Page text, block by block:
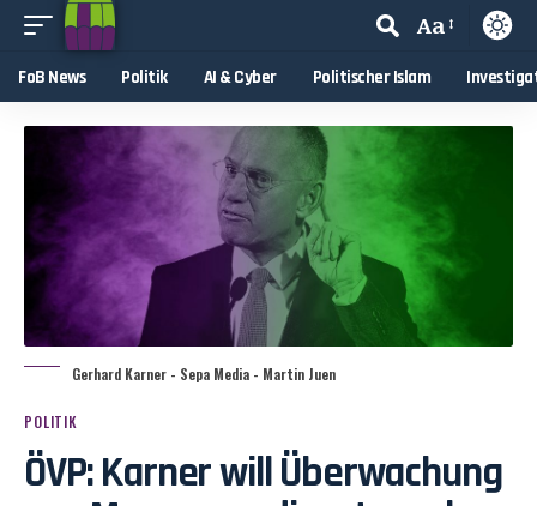
Aa
FoB News Politik AI & Cyber Politischer Islam
Gerhard Karner - Sepa Media - Martin Juen
POLITIK
ÖVP: Karner will Überwachung